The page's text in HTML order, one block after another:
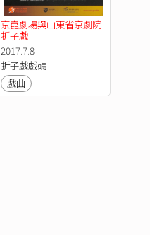
京崑劇場與山東省京劇院
折子戲
2017.7.8
折子戲戲碼
戲曲